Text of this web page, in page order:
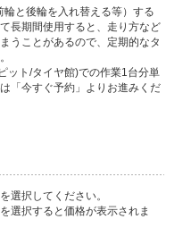
と後輪を入れ替える等）する
長期間使用すると、走り方など
うことがあるので、定期的なタ
ット/タイヤ館)での作業1台分単
「今すぐ予約」よりお進みくだ
選択してください。
選択すると価格が表示されま